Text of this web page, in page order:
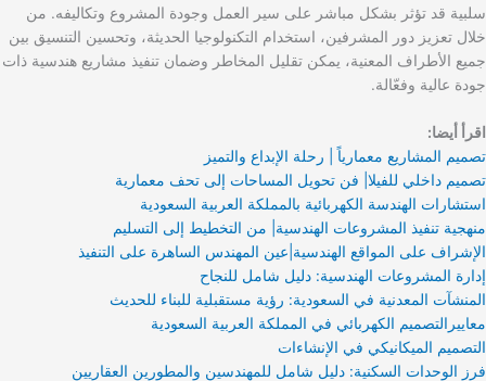
سلبية قد تؤثر بشكل مباشر على سير العمل وجودة المشروع وتكاليفه. من
خلال تعزيز دور المشرفين، استخدام التكنولوجيا الحديثة، وتحسين التنسيق بين
جميع الأطراف المعنية، يمكن تقليل المخاطر وضمان تنفيذ مشاريع هندسية ذات
جودة عالية وفعّالة.
اقرأ أيضا:
تصميم المشاريع معمارياً | رحلة الإبداع والتميز
تصميم داخلي للفيلا| فن تحويل المساحات إلى تحف معمارية
استشارات الهندسة الكهربائية بالمملكة العربية السعودية
منهجية تنفيذ المشروعات الهندسية| من التخطيط إلى التسليم
الإشراف على المواقع الهندسية|عين المهندس الساهرة على التنفيذ
إدارة المشروعات الهندسية: دليل شامل للنجاح
المنشآت المعدنية في السعودية: رؤية مستقبلية للبناء للحديث
معاييرالتصميم الكهربائي في المملكة العربية السعودية
التصميم الميكانيكي في الإنشاءات
فرز الوحدات السكنية: دليل شامل للمهندسين والمطورين العقاريين